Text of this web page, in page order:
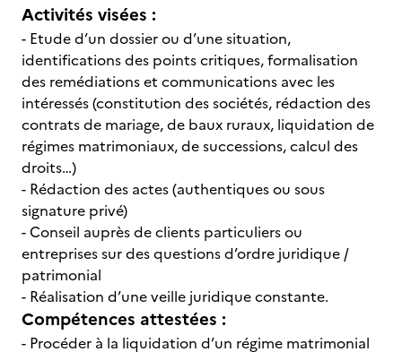
Activités visées :
- Etude d’un dossier ou d’une situation,
identifications des points critiques, formalisation
des remédiations et communications avec les
intéressés (constitution des sociétés, rédaction des
contrats de mariage, de baux ruraux, liquidation de
régimes matrimoniaux, de successions, calcul des
droits…)
- Rédaction des actes (authentiques ou sous
signature privé)
- Conseil auprès de clients particuliers ou
entreprises sur des questions d’ordre juridique /
patrimonial
- Réalisation d’une veille juridique constante.
Compétences attestées :
- Procéder à la liquidation d’un régime matrimonial